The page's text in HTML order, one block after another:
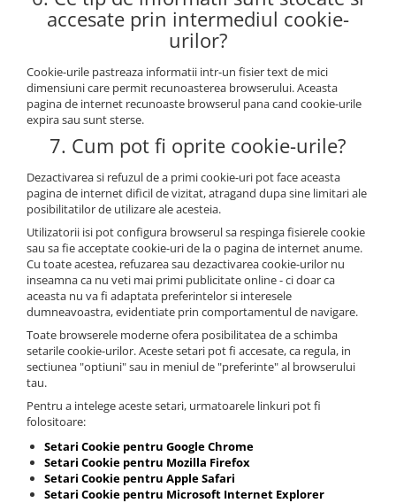
accesate prin intermediul cookie-
urilor?
Cookie-urile pastreaza informatii intr-un fisier text de mici
dimensiuni care permit recunoasterea browserului. Aceasta
pagina de internet recunoaste browserul pana cand cookie-urile
expira sau sunt sterse.
7. Cum pot fi oprite cookie-urile?
Dezactivarea si refuzul de a primi cookie-uri pot face aceasta
pagina de internet dificil de vizitat, atragand dupa sine limitari ale
posibilitatilor de utilizare ale acesteia.
Utilizatorii isi pot configura browserul sa respinga fisierele cookie
sau sa fie acceptate cookie-uri de la o pagina de internet anume.
Cu toate acestea, refuzarea sau dezactivarea cookie-urilor nu
inseamna ca nu veti mai primi publicitate online - ci doar ca
aceasta nu va fi adaptata preferintelor si interesele
dumneavoastra, evidentiate prin comportamentul de navigare.
Toate browserele moderne ofera posibilitatea de a schimba
setarile cookie-urilor. Aceste setari pot fi accesate, ca regula, in
sectiunea "optiuni" sau in meniul de "preferinte" al browserului
tau.
Pentru a intelege aceste setari, urmatoarele linkuri pot fi
folositoare:
Setari Cookie pentru Google Chrome
Setari Cookie pentru Mozilla Firefox
Setari Cookie pentru Apple Safari
Setari Cookie pentru Microsoft Internet Explorer